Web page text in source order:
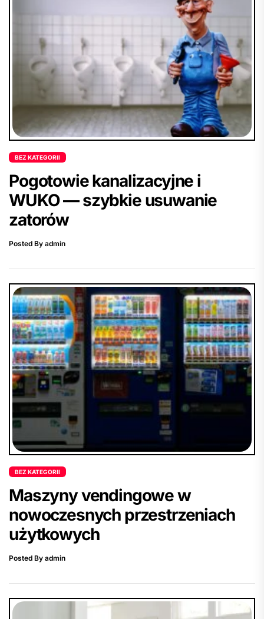
BEZ KATEGORII
Pogotowie kanalizacyjne i
WUKO — szybkie usuwanie
zatorów
Posted By admin
BEZ KATEGORII
Maszyny vendingowe w
nowoczesnych przestrzeniach
użytkowych
Posted By admin